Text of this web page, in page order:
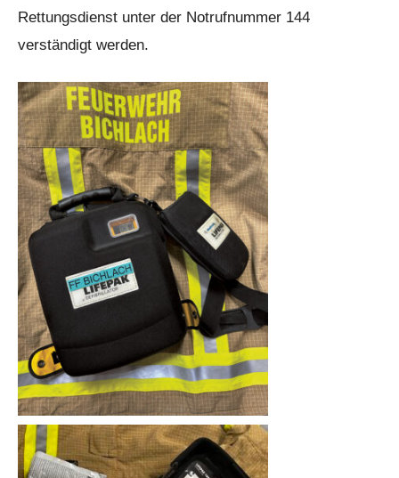
Rettungsdienst unter der Notrufnummer 144
verständigt werden.